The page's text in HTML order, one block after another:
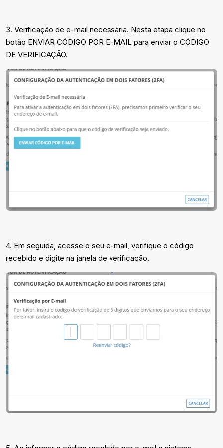
3. Verificação de e-mail necessária. Nesta etapa clique no
botão ENVIAR CÓDIGO POR E-MAIL para enviar o CÓDIGO
DE VERIFICAÇÃO.
4. Em seguida, acesse o seu e-mail, verifique o código
recebido e digite na janela de verificação.